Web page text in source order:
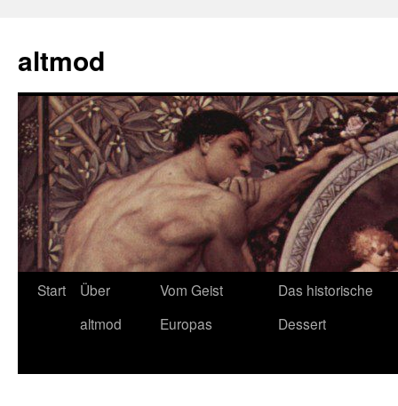
springen
altmod
Start
Über
altmod
Vom Geist
Europas
Das historische
Dessert